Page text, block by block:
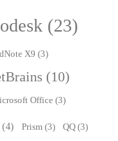
(23)
X9 (3)
(10)
Office (3)
(4) Prism (3) QQ (3)